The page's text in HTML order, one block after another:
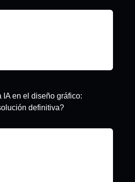
IA en el diseño gráfico:
definitiva?